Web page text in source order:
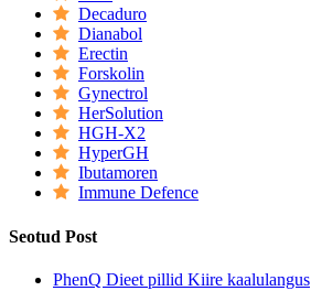
Decaduro
Dianabol
Erectin
Forskolin
Gynectrol
HerSolution
HGH-X2
HyperGH
Ibutamoren
Immune Defence
Seotud Post
PhenQ Dieet pillid Kiire kaalulangus